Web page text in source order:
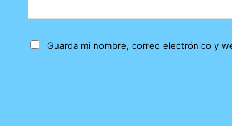
Guarda mi nombre, correo electrónico y